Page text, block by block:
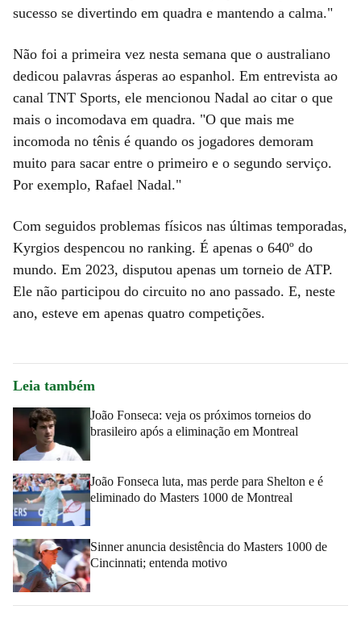
sucesso se divertindo em quadra e mantendo a calma."
Não foi a primeira vez nesta semana que o australiano
dedicou palavras ásperas ao espanhol. Em entrevista ao
canal TNT Sports, ele mencionou Nadal ao citar o que
mais o incomodava em quadra. "O que mais me
incomoda no tênis é quando os jogadores demoram
muito para sacar entre o primeiro e o segundo serviço.
Por exemplo, Rafael Nadal."
Com seguidos problemas físicos nas últimas temporadas,
Kyrgios despencou no ranking. É apenas o 640º do
mundo. Em 2023, disputou apenas um torneio de ATP.
Ele não participou do circuito no ano passado. E, neste
ano, esteve em apenas quatro competições.
Leia também
João Fonseca: veja os próximos torneios do
brasileiro após a eliminação em Montreal
João Fonseca luta, mas perde para Shelton e é
eliminado do Masters 1000 de Montreal
Sinner anuncia desistência do Masters 1000 de
Cincinnati; entenda motivo